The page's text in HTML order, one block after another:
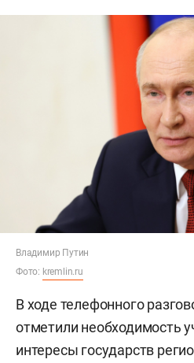
Владимир Путин
Фото: kremlin.ru
В ходе телефонного
отметили необходимость
интересы государств